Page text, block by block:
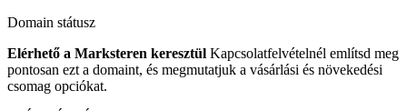
Domain státusz
Elérhető a Marksteren keresztül Kapcsolatfelvételnél említsd meg
pontosan ezt a domaint, és megmutatjuk a vásárlási és növekedési
csomag opciókat.